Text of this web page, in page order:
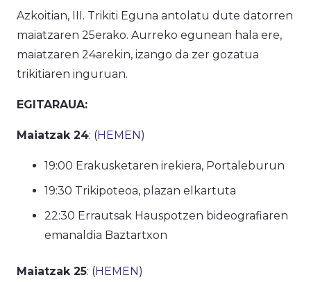
Azkoitian, III. Trikiti Eguna antolatu dute datorren
maiatzaren 25erako. Aurreko egunean hala ere,
maiatzaren 24arekin, izango da zer gozatua
trikitiaren inguruan.
EGITARAUA:
Maiatzak 24: (HEMEN )
19:00 Erakusketaren irekiera, Portaleburun
19:30 Trikipoteoa, plazan elkartuta
22:30 Errautsak Hauspotzen bideografiaren
emanaldia Baztartxon
Maiatzak 25: (HEMEN )